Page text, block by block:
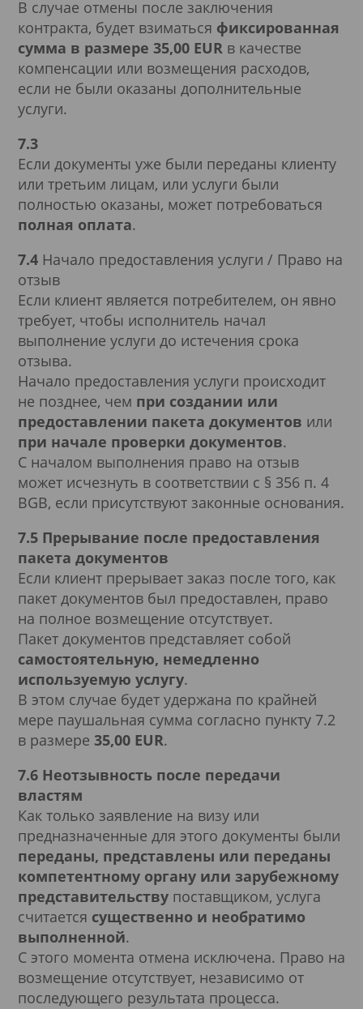
В случае отмены после заключения
контракта, будет взиматься фиксированная
сумма в размере 35,00 EUR в качестве
компенсации или возмещения расходов,
если не были оказаны дополнительные
услуги.
7.3
Если документы уже были переданы клиенту
или третьим лицам, или услуги были
полностью оказаны, может потребоваться
полная оплата.
7.4 Начало предоставления услуги / Право на
отзыв
Если клиент является потребителем, он явно
требует, чтобы исполнитель начал
выполнение услуги до истечения срока
отзыва.
Начало предоставления услуги происходит
не позднее, чем при создании или
предоставлении пакета документов или
при начале проверки документов.
С началом выполнения право на отзыв
может исчезнуть в соответствии с § 356 п. 4
BGB, если присутствуют законные основания.
7.5 Прерывание после предоставления
пакета документов
Если клиент прерывает заказ после того, как
пакет документов был предоставлен, право
на полное возмещение отсутствует.
Пакет документов представляет собой
самостоятельную, немедленно
используемую услугу.
В этом случае будет удержана по крайней
мере паушальная сумма согласно пункту 7.2
в размере 35,00 EUR.
7.6 Неотзывность после передачи
властям
Как только заявление на визу или
предназначенные для этого документы были
переданы, представлены или переданы
компетентному органу или зарубежному
представительству поставщиком, услуга
считается существенно и необратимо
выполненной.
С этого момента отмена исключена. Право на
возмещение отсутствует, независимо от
последующего результата процесса.